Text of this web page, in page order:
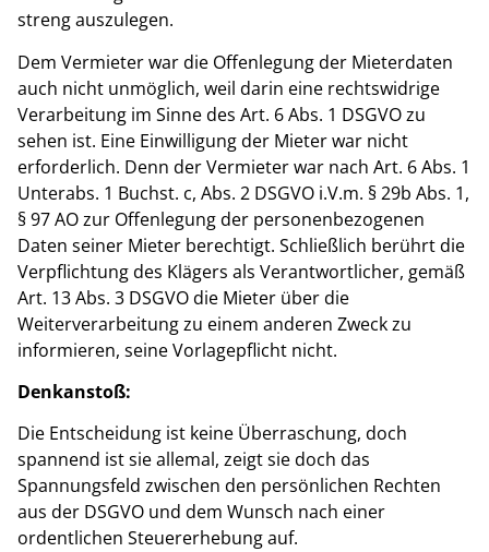
streng auszulegen.
Dem Vermieter war die Offenlegung der Mieterdaten
auch nicht unmöglich, weil darin eine rechtswidrige
Verarbeitung im Sinne des Art. 6 Abs. 1 DSGVO zu
sehen ist. Eine Einwilligung der Mieter war nicht
erforderlich. Denn der Vermieter war nach Art. 6 Abs. 1
Unterabs. 1 Buchst. c, Abs. 2 DSGVO i.V.m. § 29b Abs. 1,
§ 97 AO zur Offenlegung der personenbezogenen
Daten seiner Mieter berechtigt. Schließlich berührt die
Verpflichtung des Klägers als Verantwortlicher, gemäß
Art. 13 Abs. 3 DSGVO die Mieter über die
Weiterverarbeitung zu einem anderen Zweck zu
informieren, seine Vorlagepflicht nicht.
Denkanstoß:
Die Entscheidung ist keine Überraschung, doch
spannend ist sie allemal, zeigt sie doch das
Spannungsfeld zwischen den persönlichen Rechten
aus der DSGVO und dem Wunsch nach einer
ordentlichen Steuererhebung auf.